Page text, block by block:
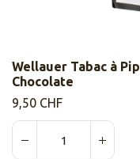
Wellauer Tabac à
Chocolate
9,50 CHF